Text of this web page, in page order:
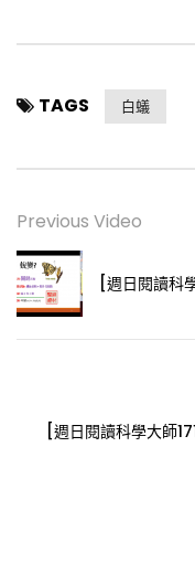
TAGS 白蟻
Previous Video
[週日閱讀科
[週日閱讀科學大師